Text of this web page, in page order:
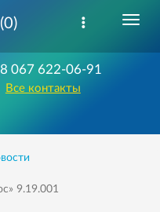
067 622-06-91
Все контакты
(0)
9.19.001